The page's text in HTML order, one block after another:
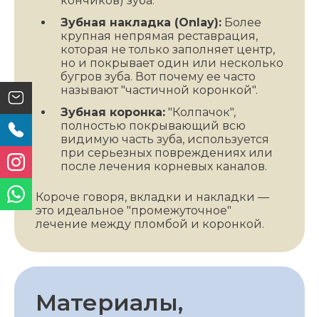
Зубная накладка (Onlay): Более
крупная непрямая реставрация,
которая не только заполняет центр,
но и покрывает один или несколько
бугров зуба. Вот почему ее часто
называют "частичной коронкой".
Зубная коронка: "Колпачок",
полностью покрывающий всю
видимую часть зуба, используется
при серьезных повреждениях или
после лечения корневых каналов.
Короче говоря, вкладки и накладки —
это идеальное "промежуточное"
лечение между пломбой и коронкой.
Материалы,